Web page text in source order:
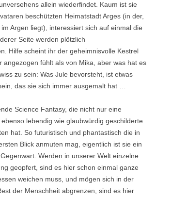
allein wiederfindet. Kaum ist sie
beschützten Heimatstadt Arges (in der,
Argen liegt), interessiert sich auf einmal die
Seite werden plötzlich
Hilfe scheint ihr der geheimnisvolle Kestrel
fühlt als von Mika, aber was hat es
zu sein: Was Jule bevorsteht, ist etwas
das sie sich immer ausgemalt hat …
Science Fantasy, die nicht nur eine
lebendig wie glaubwürdig geschilderte
hat. So futuristisch und phantastisch die in
Blick anmuten mag, eigentlich ist sie ein
Werden in unserer Welt einzelne
geopfert, sind es hier schon einmal ganze
weichen muss, und mögen sich in der
der Menschheit abgrenzen, sind es hier